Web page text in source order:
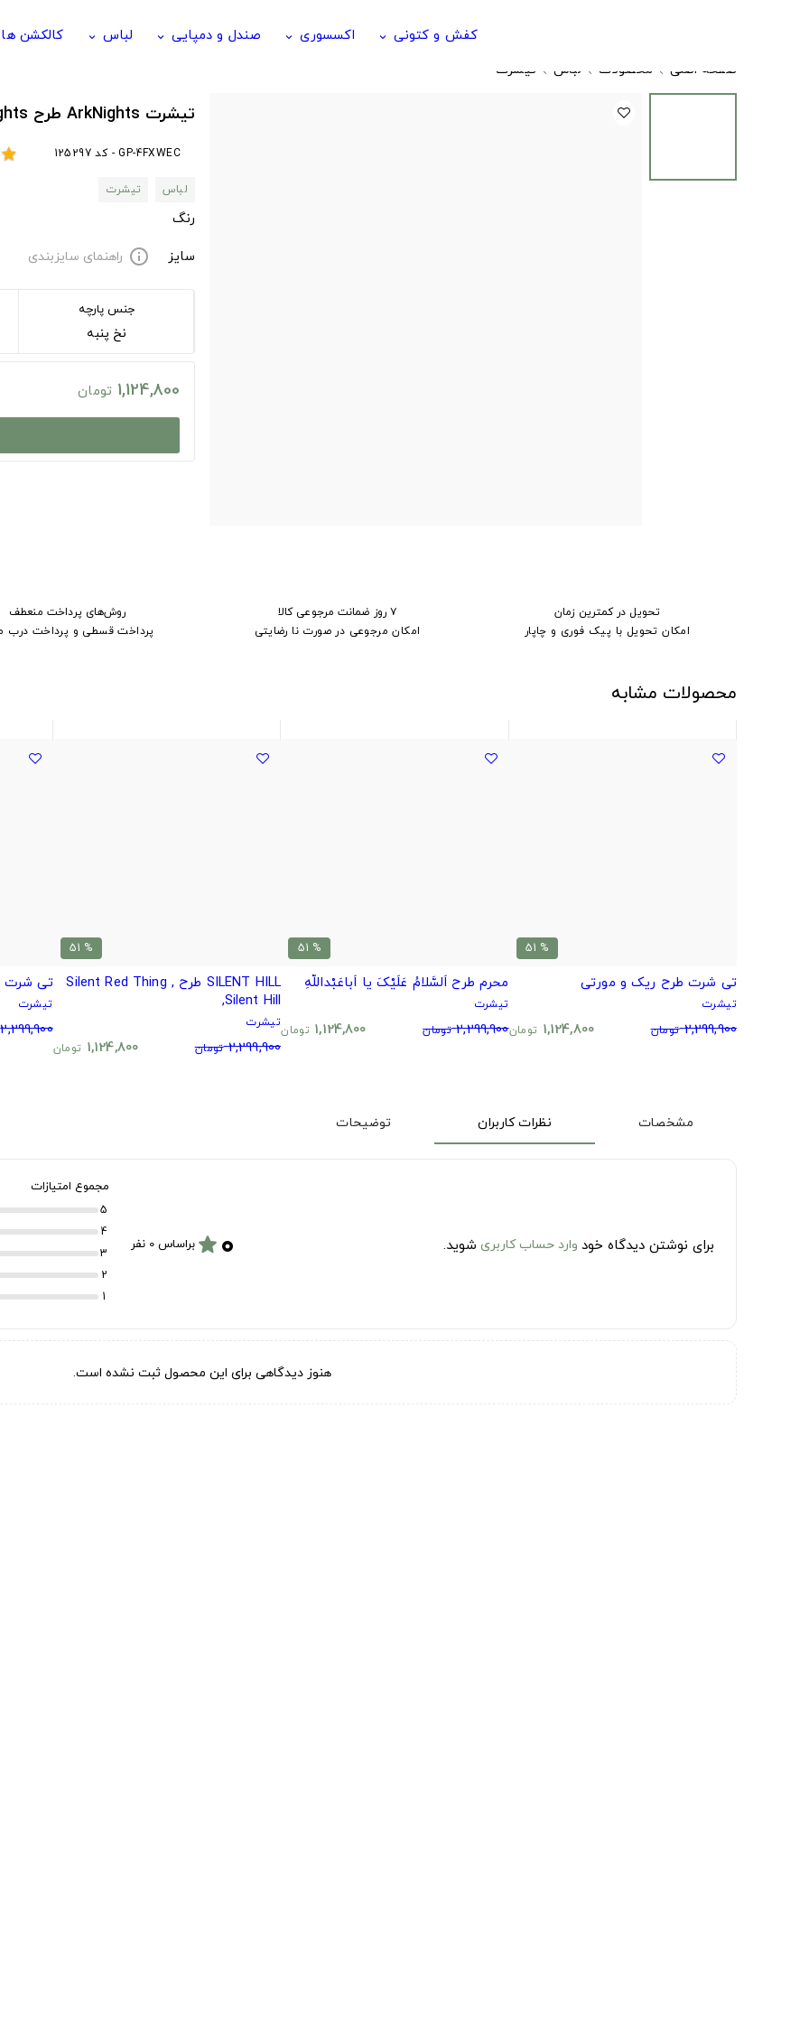
کفش و کتونی keyboard_arrow_down اکسسوری keyboard_arrow_down صندل و دمپایی keyboard_arrow_down لباس keyboard_arrow_down کالکشن ها
صفحه اصلی محصولات لباس تیشرت
تیشرت ArkNights طرح W - Arknights
GP-4FXWEC - کد 125297 star
لباس
تیشرت
رنگ
سایز
info راهنمای سایزبندی
جنس پارچه
نخ پنبه
1,124,800 تومان
تحویل در کمترین زمان
امکان تحویل با پیک فوری و چاپار
۷ روز ضمانت مرجوعی کالا
امکان مرجوعی در صورت نا رضایتی
روش‌های پرداخت منعطف
پرداخت قسطی و پرداخت درب
محصولات مشابه
% 51
تی شرت طرح ریک و مورتی
تیشرت
2,299,900 تومان 1,124,800 تومان
% 51
محرم طرح اَلسَّلامُ عَلَیْکَ یا اَباعَبْداللَّهِ
تیشرت
2,299,900 تومان 1,124,800 تومان
% 51
SILENT HILL طرح Silent Red Thing ,
Silent Hill,
تیشرت
2,299,900 تومان 1,124,800 تومان
تی شرت
تیشرت
2,299,900
مشخصات نظرات کاربران توضیحات
برای نوشتن دیدگاه خود وارد حساب کاربری شوید. ۰ starبراساس 0 نفر
مجموع امتیازات
5
4
3
2
1
هنوز دیدگاهی برای این محصول ثبت نشده است.